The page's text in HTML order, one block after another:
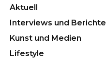
Aktuell
Interviews und Berichte
Kunst und Medien
Lifestyle